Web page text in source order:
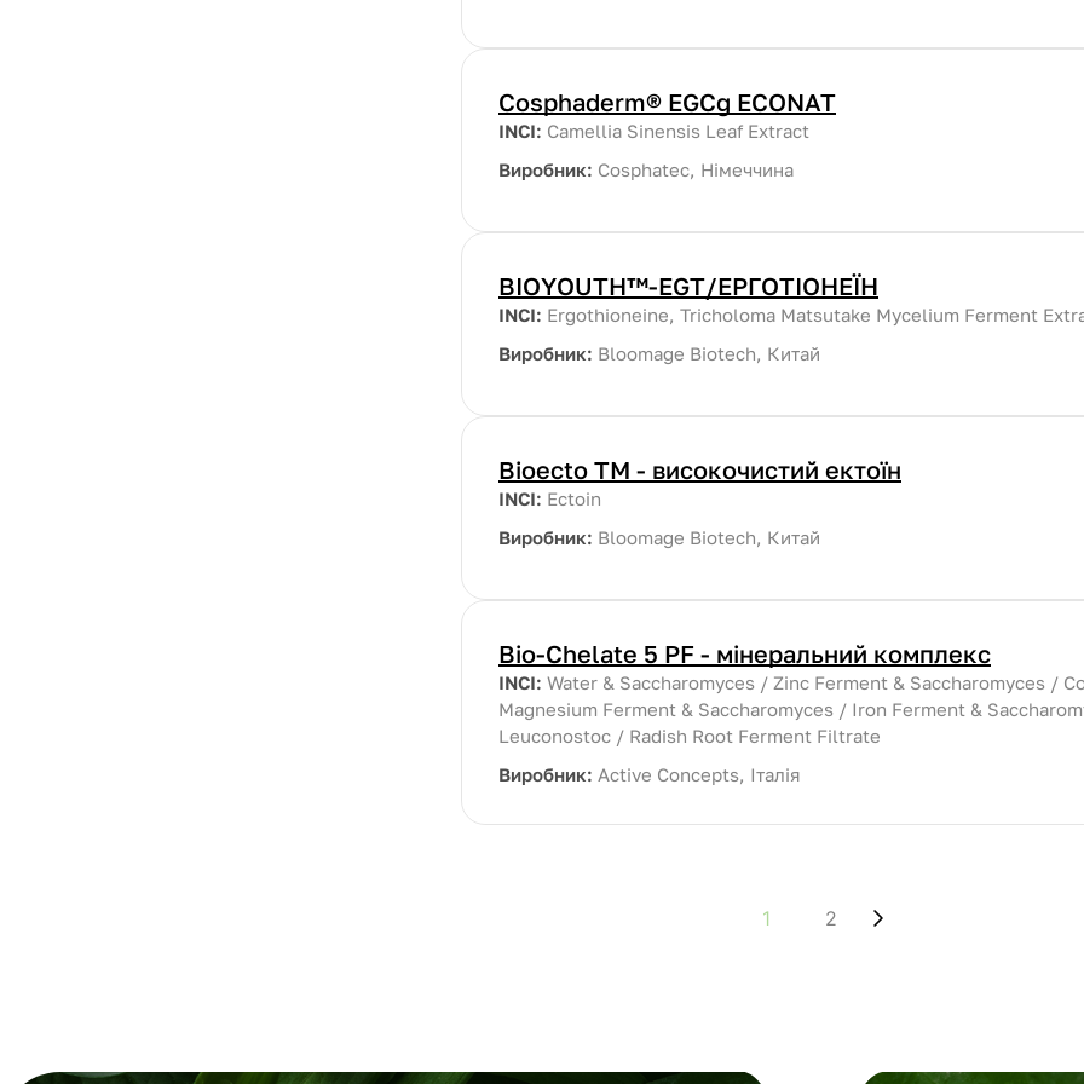
Cosphaderm® EGCg ECONAT
INCI: Camellia Sinensis Leaf Extract
Виробник: Cosphatec, Німеччина
BIOYOUTH™-EGT/ЕРГОТІОНЕЇН
INCI: Ergothioneine, Tricholoma Matsutake Mycelium Ferment
Виробник: Bloomage Biotech, Китай
Bioecto TM - високочистий ектоїн
INCI: Ectoin
Виробник: Bloomage Biotech, Китай
Bio-Chelate 5 PF - мінеральний комплекс
INCI: Water & Saccharomyces / Zinc Ferment & Saccharomyces /
Magnesium Ferment & Saccharomyces / Iron Ferment &
Leuconostoc / Radish Root Ferment Filtrate
Виробник: Active Concepts, Італія
1 2